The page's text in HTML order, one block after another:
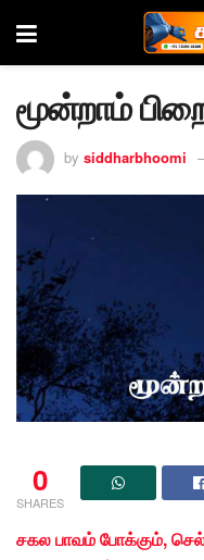
மூன்றாம்
by siddharbhoomi
0
SHARES
சகல பாவம் போக்கும்,